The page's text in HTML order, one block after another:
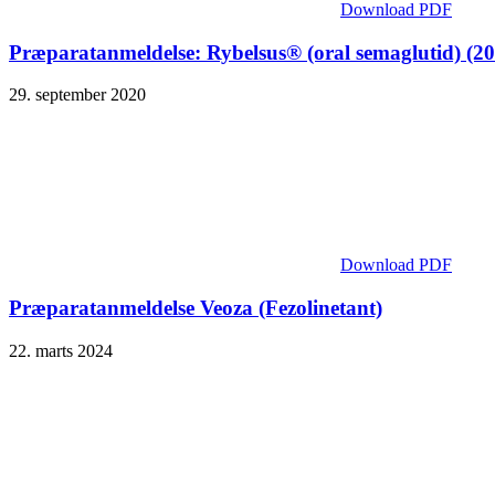
Download PDF
Præparatanmeldelse: Rybelsus® (oral semaglutid)
29. september 2020
Download PDF
Præparatanmeldelse Veoza (Fezolinetant)
22. marts 2024